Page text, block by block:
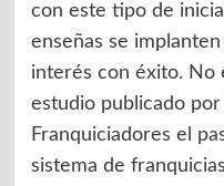
con este tipo de
enseñas se
interés con éxito. No
estudio publicado por
Franquiciadores el
sistema de